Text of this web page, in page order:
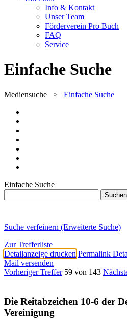
Info & Kontakt
Unser Team
Förderverein Pro Buch
FAQ
Service
Einfache Suche
Mediensuche > Einfache Suche
Einfache Suche
Suche verfeinern (Erweiterte Suche)
Zur Trefferliste
Detailanzeige drucken Permalink
Mail versenden
Vorheriger Treffer 59 von 143
Die Reitabzeichen 10-6 der
Vereinigung